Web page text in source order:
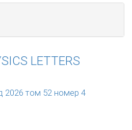
LETTERS
2026 том 52 номер 4